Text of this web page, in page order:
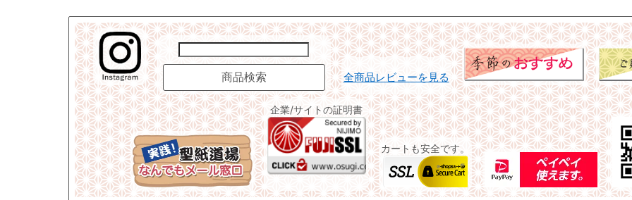
全商品レビューを見る
企業/サイトの証明書
カートも安全です。